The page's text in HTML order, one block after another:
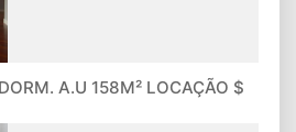
A.U 158M² LOCAÇÃO $